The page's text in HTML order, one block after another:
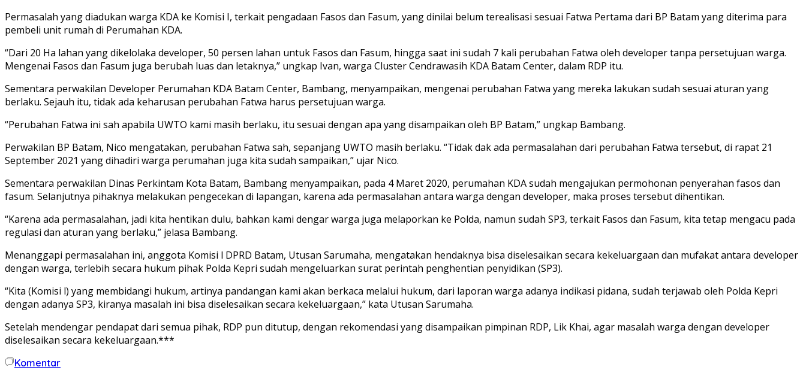
Permasalah yang diadukan warga KDA ke Komisi I, terkait pengadaan Fasos dan Fasum, yang dinilai belum terealisasi sesuai Fatwa Pertama dari BP Batam yang diterima para
pembeli unit rumah di Perumahan KDA.
“Dari 20 Ha lahan yang dikelolaka developer, 50 persen lahan untuk Fasos dan Fasum, hingga saat ini sudah 7 kali perubahan Fatwa oleh developer tanpa persetujuan warga.
Mengenai Fasos dan Fasum juga berubah luas dan letaknya,” ungkap Ivan, warga Cluster Cendrawasih KDA Batam Center, dalam RDP itu.
Sementara perwakilan Developer Perumahan KDA Batam Center, Bambang, menyampaikan, mengenai perubahan Fatwa yang mereka lakukan sudah sesuai aturan yang
berlaku. Sejauh itu, tidak ada keharusan perubahan Fatwa harus persetujuan warga.
“Perubahan Fatwa ini sah apabila UWTO kami masih berlaku, itu sesuai dengan apa yang disampaikan oleh BP Batam,” ungkap Bambang.
Perwakilan BP Batam, Nico mengatakan, perubahan Fatwa sah, sepanjang UWTO masih berlaku. “Tidak dak ada permasalahan dari perubahan Fatwa tersebut, di rapat 21
September 2021 yang dihadiri warga perumahan juga kita sudah sampaikan,” ujar Nico.
Sementara perwakilan Dinas Perkintam Kota Batam, Bambang menyampaikan, pada 4 Maret 2020, perumahan KDA sudah mengajukan permohonan penyerahan fasos dan
fasum. Selanjutnya pihaknya melakukan pengecekan di lapangan, karena ada permasalahan antara warga dengan developer, maka proses tersebut dihentikan.
“Karena ada permasalahan, jadi kita hentikan dulu, bahkan kami dengar warga juga melaporkan ke Polda, namun sudah SP3, terkait Fasos dan Fasum, kita tetap mengacu pada
regulasi dan aturan yang berlaku,” jelasa Bambang.
Menanggapi permasalahan ini, anggota Komisi l DPRD Batam, Utusan Sarumaha, mengatakan hendaknya bisa diselesaikan secara kekeluargaan dan mufakat antara developer
dengan warga, terlebih secara hukum pihak Polda Kepri sudah mengeluarkan surat perintah penghentian penyidikan (SP3).
“Kita (Komisi l) yang membidangi hukum, artinya pandangan kami akan berkaca melalui hukum, dari laporan warga adanya indikasi pidana, sudah terjawab oleh Polda Kepri
dengan adanya SP3, kiranya masalah ini bisa diselesaikan secara kekeluargaan,” kata Utusan Sarumaha.
Setelah mendengar pendapat dari semua pihak, RDP pun ditutup, dengan rekomendasi yang disampaikan pimpinan RDP, Lik Khai, agar masalah warga dengan developer
diselesaikan secara kekeluargaan.***
Komentar